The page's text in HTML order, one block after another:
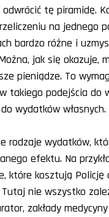
tę piramidę.
na jednego
bardzo różne i
jak się okazuje,
pieniądze. To
takiego podejścia do
wydatków
rodzaje wydatków,
efektu. Na
które kosztują Policję
Tutaj nie wszystko
zakłady